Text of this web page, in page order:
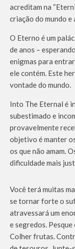
acreditam na
criação do mundo e
O Eterno é um
de anos –
enigmas para
ele contém. Este
vontade do mundo.
Into The Eternal é
subestimado e
provavelmente
objetivo é manter
os que não amam.
dificuldade mais
Você terá muitas
se tornar forte o
atravessará um
e segredos.
Colher frutas.